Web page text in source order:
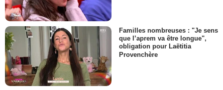
Familles nombreuses : "Je sens
que l’aprem va être longue",
obligation pour Laëtitia
Provenchère